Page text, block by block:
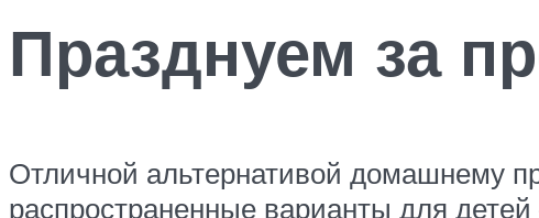
Празднуем за
Отличной альтернативой домашнему
распространенные варианты для